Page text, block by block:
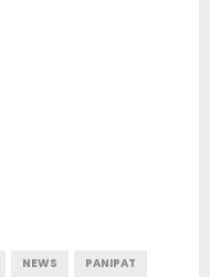
NEWS PANIPAT